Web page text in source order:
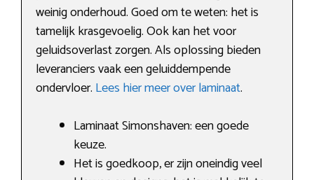
weinig onderhoud. Goed om te weten: het is
tamelijk krasgevoelig. Ook kan het voor
geluidsoverlast zorgen. Als oplossing bieden
leveranciers vaak een geluiddempende
ondervloer. Lees hier meer over laminaat.
Laminaat Simonshaven: een goede
keuze.
Het is goedkoop, er zijn oneindig veel